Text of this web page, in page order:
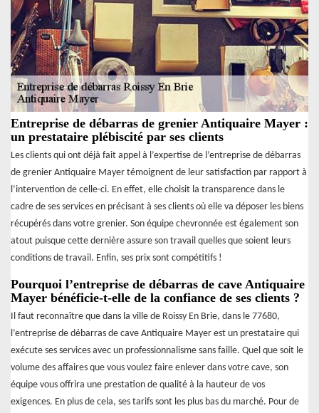
Entreprise de débarras de grenier Antiquaire Mayer :
un prestataire plébiscité par ses clients
Les clients qui ont déjà fait appel à l’expertise de l’entreprise de débarras
de grenier Antiquaire Mayer témoignent de leur satisfaction par rapport à
l’intervention de celle-ci. En effet, elle choisit la transparence dans le
cadre de ses services en précisant à ses clients où elle va déposer les biens
récupérés dans votre grenier. Son équipe chevronnée est également son
atout puisque cette dernière assure son travail quelles que soient leurs
conditions de travail. Enfin, ses prix sont compétitifs !
Pourquoi l’entreprise de débarras de cave Antiquaire
Mayer bénéficie-t-elle de la confiance de ses clients ?
Il faut reconnaître que dans la ville de Roissy En Brie, dans le 77680,
l’entreprise de débarras de cave Antiquaire Mayer est un prestataire qui
exécute ses services avec un professionnalisme sans faille. Quel que soit le
volume des affaires que vous voulez faire enlever dans votre cave, son
équipe vous offrira une prestation de qualité à la hauteur de vos
exigences. En plus de cela, ses tarifs sont les plus bas du marché. Pour de